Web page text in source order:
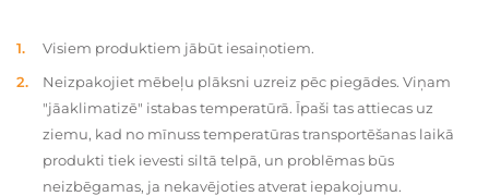
Visiem produktiem jābūt iesaiņotiem.
Neizpakojiet mēbeļu plāksni uzreiz pēc piegādes. Viņam
"jāaklimatizē" istabas temperatūrā. Īpaši tas attiecas uz
ziemu, kad no mīnuss temperatūras transportēšanas laikā
produkti tiek ievesti siltā telpā, un problēmas būs
neizbēgamas, ja nekavējoties atverat iepakojumu.